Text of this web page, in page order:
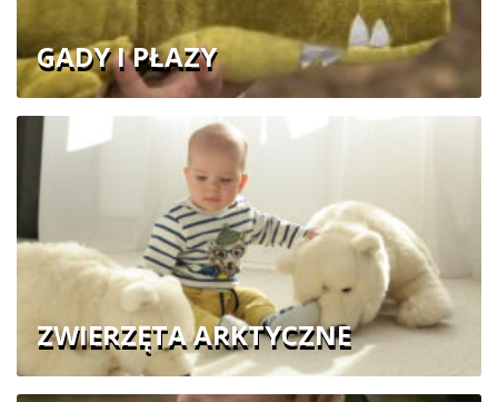
GADY I PŁAZY
ZWIERZĘTA ARKTYCZNE